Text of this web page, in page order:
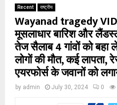
Recent राष्ट्रीय
Wayanad tragedy
मूसलाधार बारिश और
तेज सैलाब 4 गांवों को
लोगों की मौत, कई लापता,
एयरफोर्स के जवानों को
by admin July 30, 2024 0